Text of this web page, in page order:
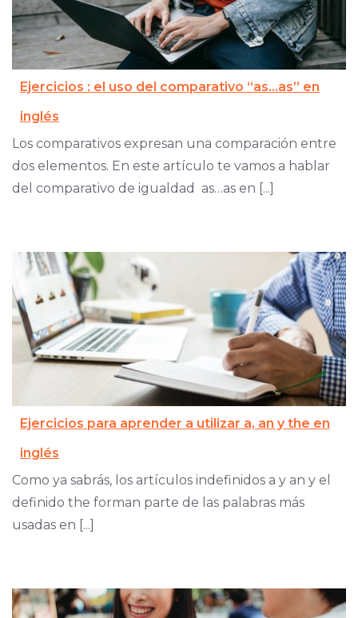
Ejercicios : el uso del comparativo “as…as” en
inglés
Los comparativos expresan una comparación entre
dos elementos. En este artículo te vamos a hablar
del comparativo de igualdad as…as en [...]
Ejercicios para aprender a utilizar a, an y the en
inglés
Como ya sabrás, los artículos indefinidos a y an y el
definido the forman parte de las palabras más
usadas en [...]